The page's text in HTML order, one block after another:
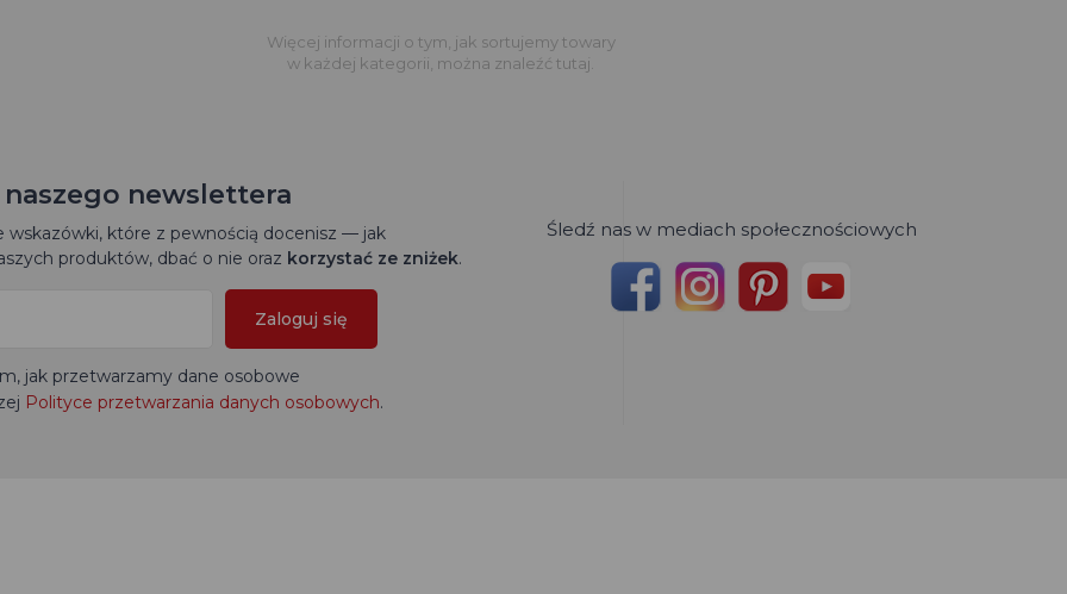
Więcej informacji o tym, jak sortujemy towary
w każdej kategorii, można znaleźć tutaj.
newslettera
wskazówki, które z pewnością docenisz — jak
produktów, dbać o nie oraz korzystać ze zniżek.
Zaloguj się
jak przetwarzamy dane osobowe
Polityce przetwarzania danych osobowych.
Śledź nas w mediach społecznościowych